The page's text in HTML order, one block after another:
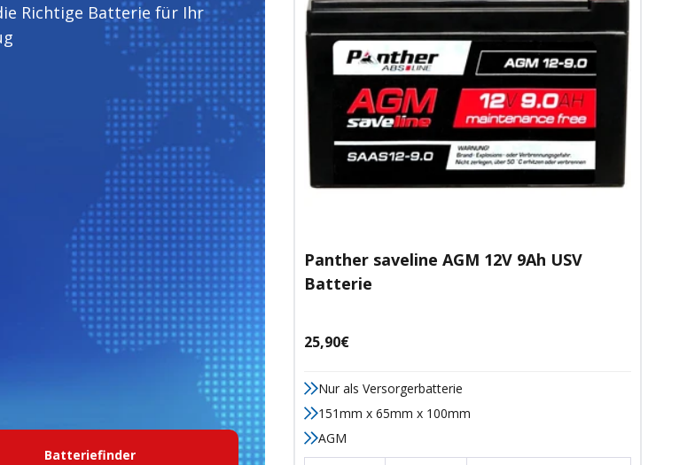
Richtige Batterie für Ihr
Batteriefinder
Panther saveline AGM 12V 9Ah USV
Batterie
Angebotspreis
25,90€
Nur als Versorgerbatterie
151mm x 65mm x 100mm
AGM